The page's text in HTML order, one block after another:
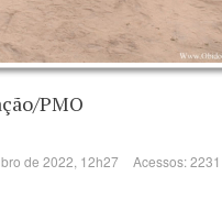
PMO
de 2022, 12h27 Acessos: 2231